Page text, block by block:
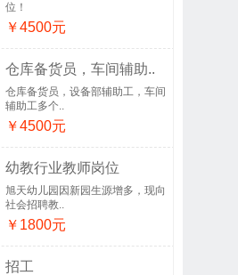
位！
￥4500元
仓库备货员，车间辅助..
仓库备货员，设备部辅助工，车间
辅助工多个..
￥4500元
幼教行业教师岗位
旭天幼儿园因新园生源增多，现向
社会招聘教..
￥1800元
招工